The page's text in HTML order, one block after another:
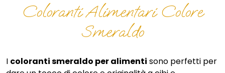
Coloranti Alimentari Colore
Smeraldo
I coloranti smeraldo per alimenti sono perfetti per